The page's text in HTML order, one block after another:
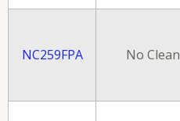
NC259FPA No Clean